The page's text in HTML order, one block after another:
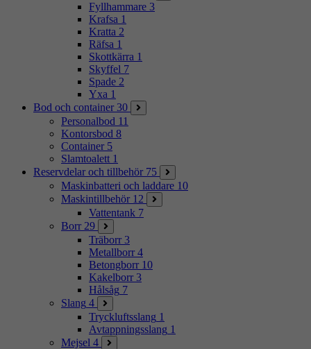
Fyllhammare 3
Krafsa 1
Kratta 2
Räfsa 1
Skottkärra 1
Skyffel 7
Spade 2
Yxa 1
Bod och container 30
Personalbod 11
Kontorsbod 8
Container 5
Slamtoalett 1
Reservdelar och tillbehör 75
Maskinbatteri och laddare 10
Maskintillbehör 12
Vattentank 7
Borr 29
Träborr 3
Metallborr 4
Betongborr 10
Kakelborr 3
Hålsåg 7
Slang 4
Tryckluftsslang 1
Avtappningsslang 1
Mejsel 4